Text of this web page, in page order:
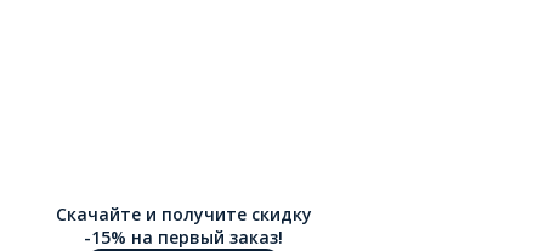
Скачайте и получите скидку
-15% на первый заказ!